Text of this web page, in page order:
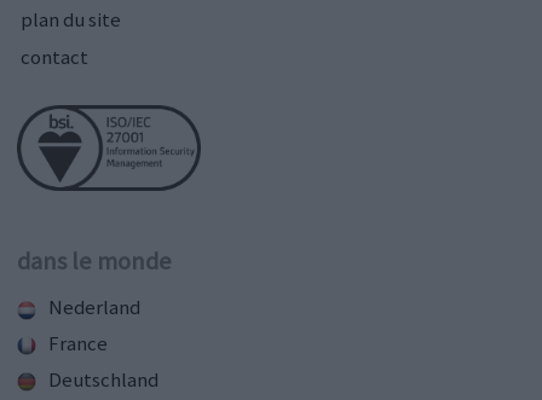
plan du site
contact
dans le monde
Nederland
France
Deutschland